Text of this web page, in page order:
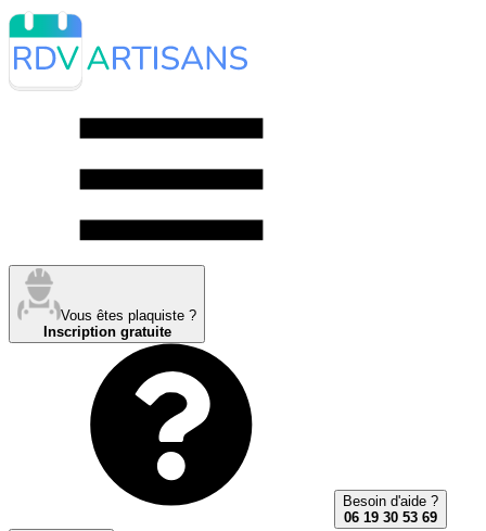
Vous êtes plaquiste ?
Inscription gratuite
Besoin d'aide ?
06 19 30 53 69